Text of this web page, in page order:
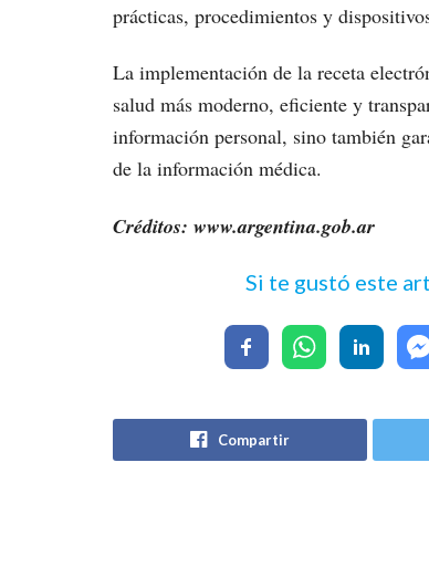
prácticas, procedimientos y
La implementación de la receta
salud más moderno, eficiente y
información personal, sino también
de la información médica.
Créditos: www.argentina.gob.ar
Si te gustó este
Compartir